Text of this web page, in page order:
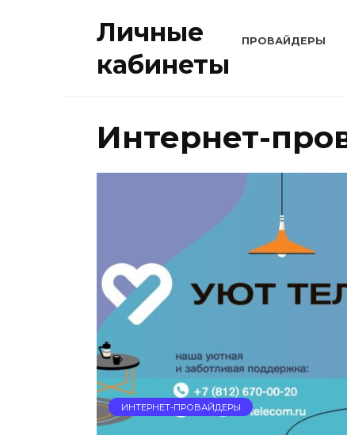
Личные
кабинеты
ПРОВАЙДЕРЫ
Интернет-
ИНТЕРНЕТ-ПРОВАЙДЕРЫ